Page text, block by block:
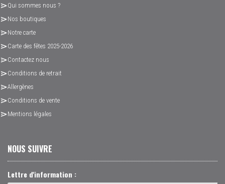
Qui sommes nous ?
Nos boutiques
Notre carte
Carte des fêtes 2025-2026
Contactez nous
Conditions de retrait
Allergènes
Conditions de vente
Mentions légales
NOUS SUIVRE
Lettre d'information :